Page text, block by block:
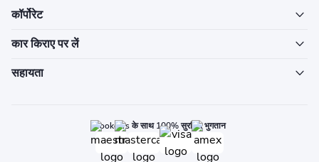
कॉर्पोरेट
कार किराए पर लें
सहायता
Bookcars के साथ 100% सुरक्षित भुगतान